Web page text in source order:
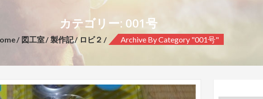
カテゴリー: 001号
図工室 製作記 ロビ２ Archive By Category "001号"